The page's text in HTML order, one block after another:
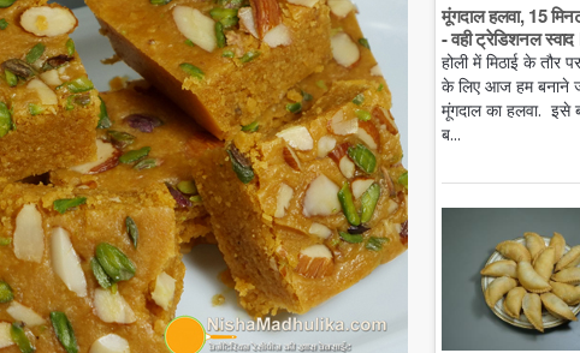
मूंगदाल हलवा, 15
- वही ट्रेडिशनल
होली में मिठाई के तौर
के लिए आज हम बनाने
मूंगदाल का हलवा. इसे
ब...